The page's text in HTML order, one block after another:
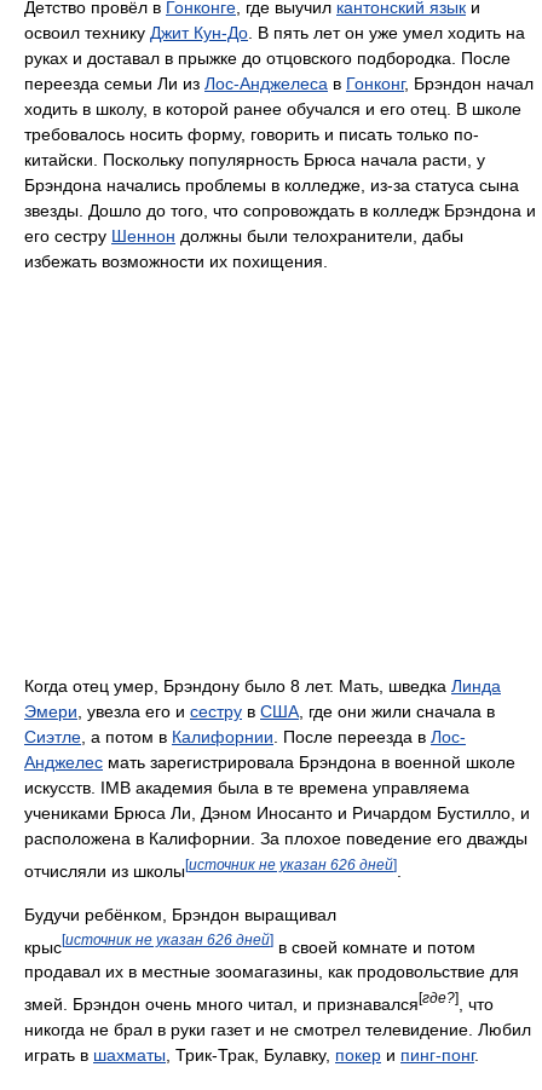
Детство провёл в Гонконге , где выучил кантонский язык и
освоил технику Джит Кун-До . В пять лет он уже умел ходить на
руках и доставал в прыжке до отцовского подбородка. После
переезда семьи Ли из Лос-Анджелеса в Гонконг, Брэндон начал
ходить в школу, в которой ранее обучался и его отец. В школе
требовалось носить форму, говорить и писать только по-
китайски. Поскольку популярность Брюса начала расти, у
Брэндона начались проблемы в колледже, из-за статуса сына
звезды. Дошло до того, что сопровождать в колледж Брэндона и
его сестру Шеннон должны были телохранители, дабы
избежать возможности их похищения.
Когда отец умер, Брэндону было 8 лет. Мать, шведка Линда
Эмери , увезла его и сестру в США , где они жили сначала в
Сиэтле , а потом в Калифорнии . После переезда в Лос-
Анджелес мать зарегистрировала Брэндона в военной школе
искусств. IMB академия была в те времена управляема
учениками Брюса Ли, Дэном Иносанто и Ричардом Бустилло, и
расположена в Калифорнии. За плохое поведение его дважды
отчисляли из школы[источник не указан 626 дней]
Будучи ребёнком, Брэндон выращивал
крыс[источник не указан 626 дней] в своей комнате и потом
продавал их в местные зоомагазины, как продовольствие для
змей. Брэндон очень много читал, и признавался[где?]
, что
никогда не брал в руки газет и не смотрел телевидение. Любил
играть в шахматы , Трик-Трак, Булавку, покер и пинг-понг.